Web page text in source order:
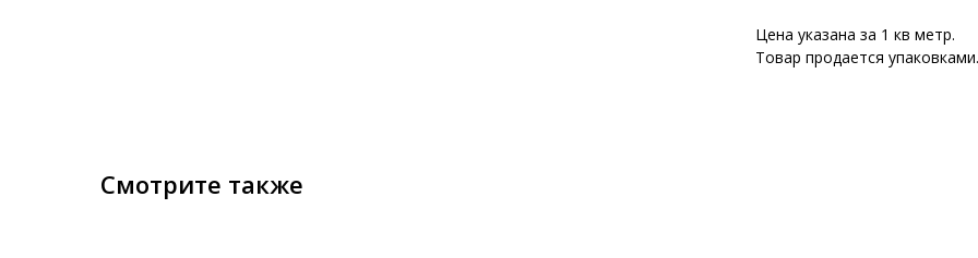
Цена указана за 1 кв метр.
Товар продается упаковками.
Смотрите также